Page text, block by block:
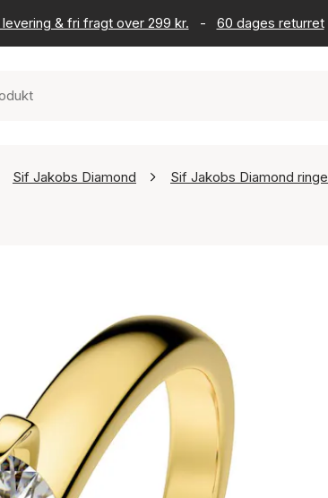
levering & fri fragt over 299 kr. - 60 dages returret
Sif Jakobs Diamond Sif Jakobs Diamond ringe